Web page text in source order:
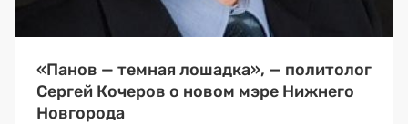
«Панов — темная лошадка», — политолог
Сергей Кочеров о новом мэре Нижнего
Новгорода